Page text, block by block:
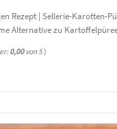
Rezept | Sellerie-Karotten-
Alternative zu
0,00von 5)